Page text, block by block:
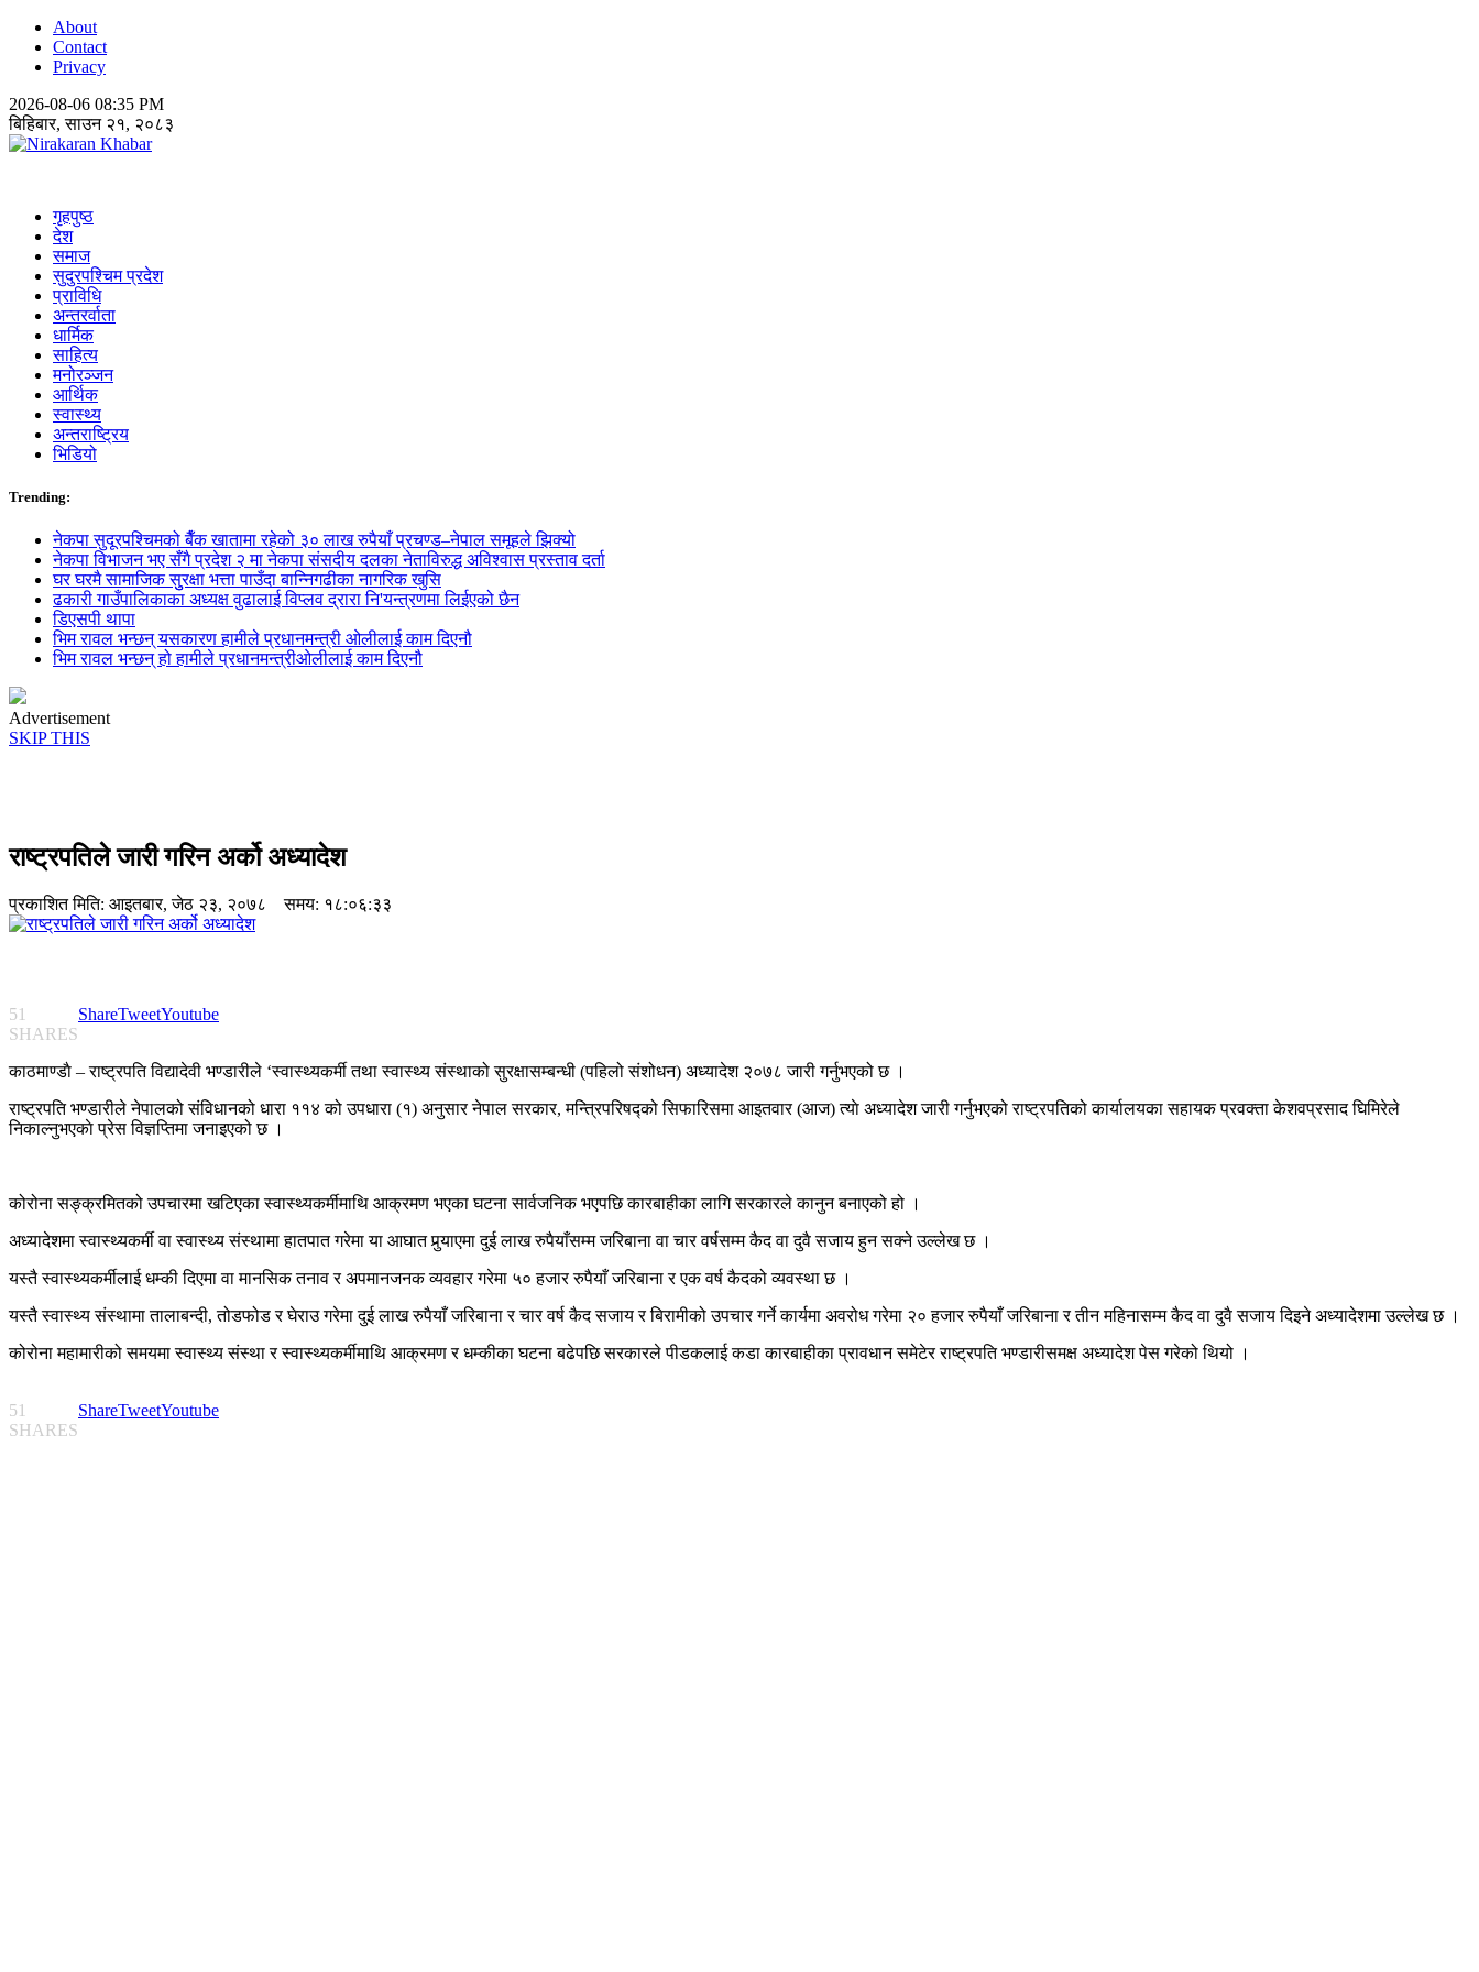
About
Contact
Privacy
2026-08-06 08:35 PM
बिहिबार, साउन २१, २०८३
गृहपुष्ठ
देश
समाज
सुदुरपश्चिम प्रदेश
प्राविधि
अन्तरर्वाता
धार्मिक
साहित्य
मनोरञ्जन
आर्थिक
स्वास्थ्य
अन्तराष्ट्रिय
भिडियो
Trending:
नेकपा सुदूरपश्चिमको बैँक खातामा रहेको ३० लाख रुपैयाँ प्रचण्ड–नेपाल समूहले झिक्य‍ो
नेकपा विभाजन भए सँगै प्रदेश २ मा नेकपा संसदीय दलका नेताविरुद्ध अविश्वास प्रस्ताव दर्ता
घर घरमै सामाजिक सुुरक्षा भत्ता पाउँदा बान्निगढीका नागरिक खुसि
ढकारी गाउँपालिकाका अध्यक्ष वुढालाई विप्लव द्रारा नि'यन्त्रणमा लिईएको छैन
डिएसपी थापा
भिम रावल भन्छन् यसकारण हामीले प्रधानमन्त्री ओलीलाई काम दिएनौ
भिम रावल भन्छन् हो हामीले प्रधानमन्त्रीओलीलाई काम दिएनौ
Advertisement
SKIP THIS
राष्ट्रपतिले जारी गरिन अर्को अध्यादेश
प्रकाशित मिति: आइतबार, जेठ २३, २०७८ समय: १८:०६:३३
51
SHARES
ShareTweetYoutube
काठमाण्डाै – राष्ट्रपति विद्यादेवी भण्डारीले ‘स्वास्थ्यकर्मी तथा स्वास्थ्य संस्थाको सुरक्षासम्बन्धी (पहिलो संशोधन) अध्यादेश २०७८ जारी गर्नुभएको छ ।
राष्ट्रपति भण्डारीले नेपालको संविधानको धारा ११४ को उपधारा (१) अनुसार नेपाल सरकार, मन्त्रिपरिषद्को सिफारिसमा आइतवार (आज) त्याे अध्यादेश जारी गर्नुभएको राष्ट्रपतिको कार्यालयका सहायक प्रवक्ता केशवप्रसाद घिमिरेले
निकाल्नुभएकाे प्रेस विज्ञप्तिमा जनाइएको छ ।
कोरोना सङ्क्रमितको उपचारमा खटिएका स्वास्थ्यकर्मीमाथि आक्रमण भएका घटना सार्वजनिक भएपछि कारबाहीका लागि सरकारले कानुन बनाएको हो ।
अध्यादेशमा स्वास्थ्यकर्मी वा स्वास्थ्य संस्थामा हातपात गरेमा या आघात पुर्‍याएमा दुई लाख रुपैयाँसम्म जरिबाना वा चार वर्षसम्म कैद वा दुवै सजाय हुन सक्ने उल्लेख छ ।
यस्तै स्वास्थ्यकर्मीलाई धम्की दिएमा वा मानसिक तनाव र अपमानजनक व्यवहार गरेमा ५० हजार रुपैयाँ जरिबाना र एक वर्ष कैदको व्यवस्था छ ।
यस्तै स्वास्थ्य संस्थामा तालाबन्दी, तोडफोड र घेराउ गरेमा दुई लाख रुपैयाँ जरिबाना र चार वर्ष कैद सजाय र बिरामीको उपचार गर्ने कार्यमा अवरोध गरेमा २० हजार रुपैयाँ जरिबाना र तीन महिनासम्म कैद वा दुवै सजाय दिइने अध्यादेशमा उल्लेख छ ।
कोरोना महामारीको समयमा स्वास्थ्य संस्था र स्वास्थ्यकर्मीमाथि आक्रमण र धम्कीका घटना बढेपछि सरकारले पीडकलाई कडा कारबाहीका प्रावधान समेटेर राष्ट्रपति भण्डारीसमक्ष अध्यादेश पेस गरेको थियो ।
51
SHARES
ShareTweetYoutube